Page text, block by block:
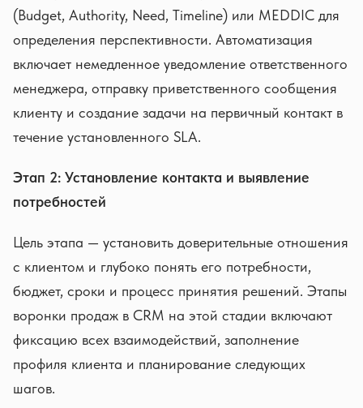
(Budget, Authority, Need, Timeline) или MEDDIC для
определения перспективности. Автоматизация
включает немедленное уведомление ответственного
менеджера, отправку приветственного сообщения
клиенту и создание задачи на первичный контакт в
течение установленного SLA.
Этап 2: Установление контакта и выявление
потребностей
Цель этапа — установить доверительные отношения
с клиентом и глубоко понять его потребности,
бюджет, сроки и процесс принятия решений. Этапы
воронки продаж в CRM на этой стадии включают
фиксацию всех взаимодействий, заполнение
профиля клиента и планирование следующих
шагов.